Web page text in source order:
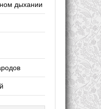
дыхании